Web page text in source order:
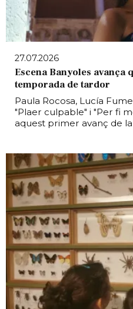
27.07.2026
Escena Banyoles avança
temporada de tardor
Paula Rocosa, Lucía
"Plaer culpable" i "Per fi
aquest primer avanç de